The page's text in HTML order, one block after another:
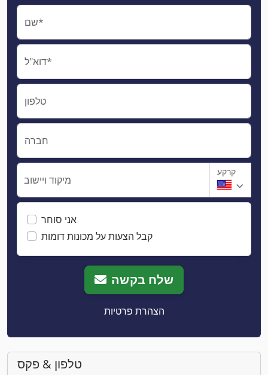
שם*
דוא"ל*
טלפון
חברה
מיקוד ויישוב
קרקע
אני סוחר
קבל הצעות על מכונות דומות
שלח בקשה
הצהרת פרטיות
טלפון & פקס